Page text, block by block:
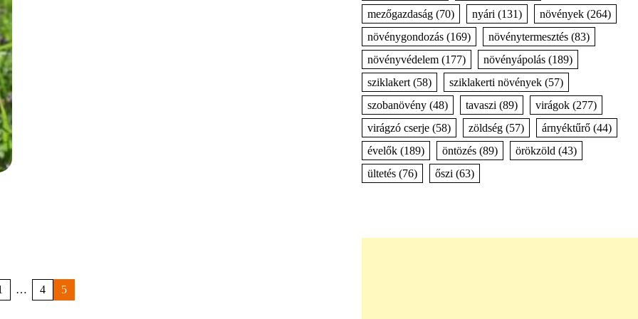
… 4 5
mezőgazdaság(70) nyári (131) növények(264)
növénygondozás(169) növénytermesztés(83)
növényvédelem(177) növényápolás(189)
sziklakert(58) sziklakerti növények(57)
szobanövény(48) tavaszi (89) virágok(277)
virágzó cserje(58) zöldség(57) árnyéktűrő(44)
évelők(189) öntözés(89) örökzöld (43)
ültetés(76) őszi (63)